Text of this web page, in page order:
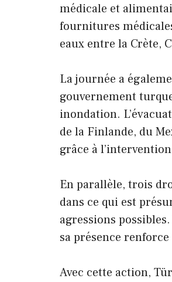
médicale et
fournitures
eaux entre la Crète,
La journée a
gouvernement
inondation.
de la Finlande, du
grâce à
En parallèle, trois
dans ce qui est
agressions
sa présence
Avec cette action,